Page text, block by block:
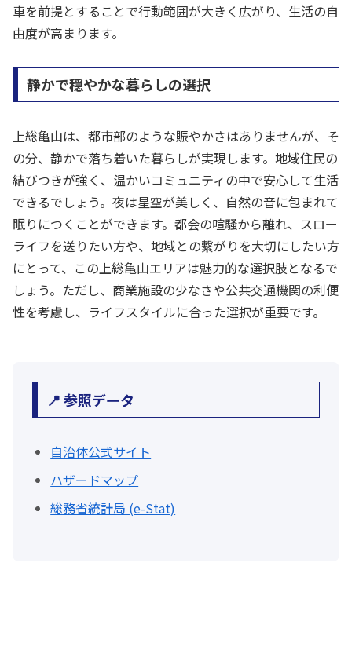
車を前提とすることで行動範囲が大きく広がり、生活の自
由度が高まります。
静かで穏やかな暮らしの選択
上総亀山は、都市部のような賑やかさはありませんが、そ
の分、静かで落ち着いた暮らしが実現します。地域住民の
結びつきが強く、温かいコミュニティの中で安心して生活
できるでしょう。夜は星空が美しく、自然の音に包まれて
眠りにつくことができます。都会の喧騒から離れ、スロー
ライフを送りたい方や、地域との繋がりを大切にしたい方
にとって、この上総亀山エリアは魅力的な選択肢となるで
しょう。ただし、商業施設の少なさや公共交通機関の利便
性を考慮し、ライフスタイルに合った選択が重要です。
📍 参照データ
自治体公式サイト
ハザードマップ
総務省統計局 (e-Stat)